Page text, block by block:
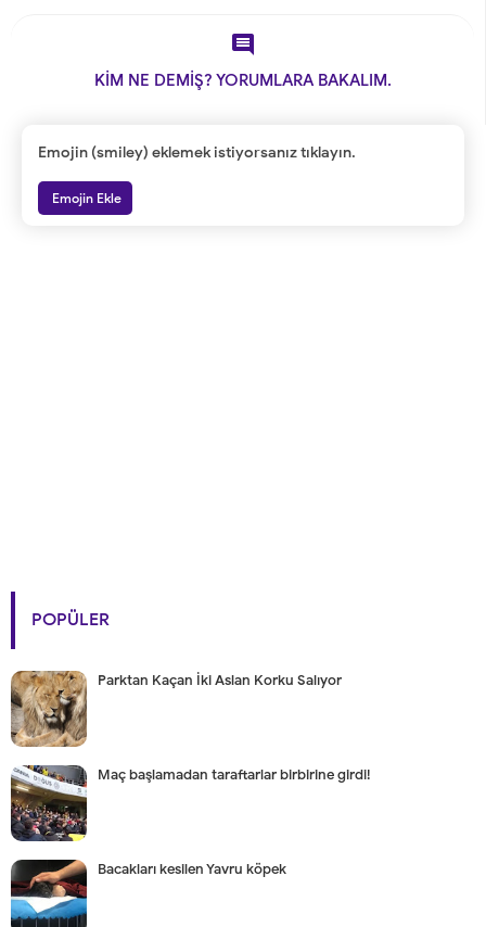

KİM NE DEMİŞ? YORUMLARA BAKALIM.
Emojin (smiley) eklemek istiyorsanız tıklayın.
Emojin Ekle
POPÜLER
Parktan Kaçan İki Aslan Korku Salıyor
Maç başlamadan taraftarlar birbirine girdi!
Bacakları kesilen Yavru köpek